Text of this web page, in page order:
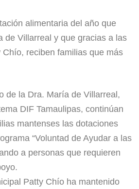
alimentaria del año que
de Villarreal y que gracias a las
reciben familias que más
de la Dra. María de Villarreal,
DIF Tamaulipas, continúan
mantenses las dotaciones
“Voluntad de Ayudar a las
a personas que requieren
Patty Chío ha mantenido